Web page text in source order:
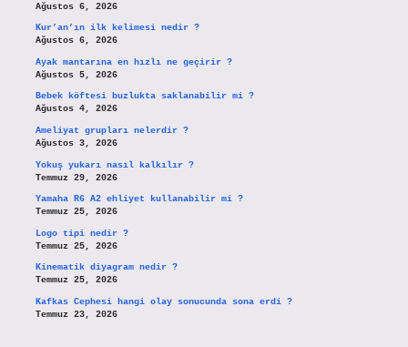
Ağustos 6, 2026
Kur’an’ın ilk kelimesi nedir ?
Ağustos 6, 2026
Ayak mantarına en hızlı ne geçirir ?
Ağustos 5, 2026
Bebek köftesi buzlukta saklanabilir mi ?
Ağustos 4, 2026
Ameliyat grupları nelerdir ?
Ağustos 3, 2026
Yokuş yukarı nasıl kalkılır ?
Temmuz 29, 2026
Yamaha R6 A2 ehliyet kullanabilir mi ?
Temmuz 25, 2026
Logo tipi nedir ?
Temmuz 25, 2026
Kinematik diyagram nedir ?
Temmuz 25, 2026
Kafkas Cephesi hangi olay sonucunda sona erdi ?
Temmuz 23, 2026